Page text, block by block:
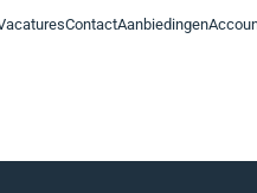
ContactAanbiedingen